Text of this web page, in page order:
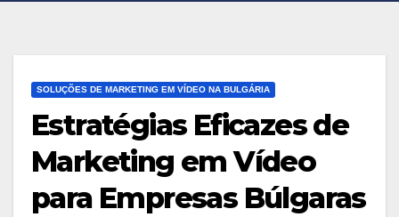
SOLUÇÕES DE MARKETING EM VÍDEO NA BULGÁRIA
Estratégias Eficazes de
Marketing em Vídeo
para Empresas Búlgaras